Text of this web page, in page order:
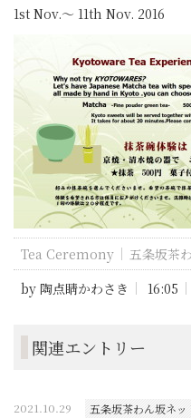
1st Nov.～ 11th Nov. 2016
Tea Ceremony 五条坂茶
by 陶点睛かわさき 16:05
関連エントリー
2021.10.29 五条坂茶わん坂ネッ